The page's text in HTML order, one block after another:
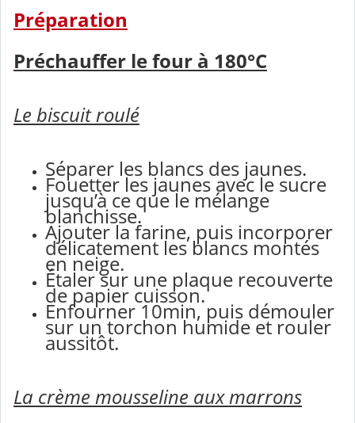
Préparation
Préchauffer le four à 180°C
Le biscuit roulé
Séparer les blancs des jaunes.
Fouetter les jaunes avec le sucre
jusqu’à ce que le mélange
blanchisse.
Ajouter la farine, puis incorporer
délicatement les blancs montés
en neige.
Étaler sur une plaque recouverte
de papier cuisson.
Enfourner 10min, puis démouler
sur un torchon humide et rouler
aussitôt.
La crème mousseline aux marrons